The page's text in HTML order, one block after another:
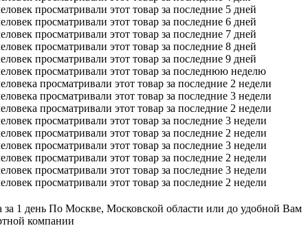
просматривали этот товар за последние 5 дней
просматривали этот товар за последние 6 дней
просматривали этот товар за последние 7 дней
просматривали этот товар за последние 8 дней
просматривали этот товар за последние 9 дней
просматривали этот товар за последнюю неделю
просматривали этот товар за последние 2 недели
просматривали этот товар за последние 3 недели
просматривали этот товар за последние 2 недели
просматривали этот товар за последние 3 недели
просматривали этот товар за последние 2 недели
просматривали этот товар за последние 3 недели
просматривали этот товар за последние 2 недели
просматривали этот товар за последние 3 недели
просматривали этот товар за последние 2 недели
за 1 день По Москве, Московской области или до удобной Вам
компании